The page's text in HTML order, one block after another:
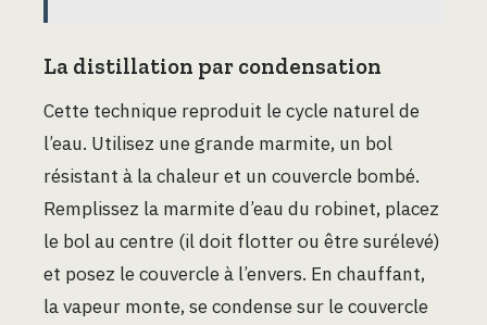
La distillation par condensation
Cette technique reproduit le cycle naturel de
l’eau. Utilisez une grande marmite, un bol
résistant à la chaleur et un couvercle bombé.
Remplissez la marmite d’eau du robinet, placez
le bol au centre (il doit flotter ou être surélevé)
et posez le couvercle à l’envers. En chauffant,
la vapeur monte, se condense sur le couvercle